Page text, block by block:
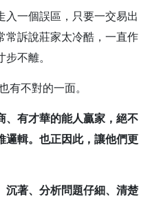
入一個誤區，只要一交易出
常訴說莊家太冷酷，一直作
步不離。
有不對的一面。
、有才華的能人贏家，絕不
輯。 也正因此，讓他們更
沉著、分析問題仔細、清楚